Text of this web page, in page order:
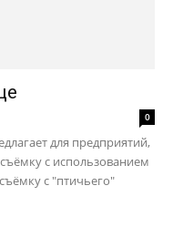
0
для предприятий,
с использованием
с "птичьего"